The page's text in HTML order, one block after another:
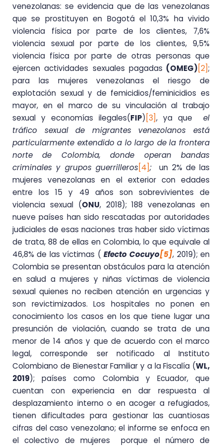
venezolanas: se evidencia que de las venezolanas
que se prostituyen en Bogotá el 10,3% ha vivido
violencia física por parte de los clientes, 7,6%
violencia sexual por parte de los clientes, 9,5%
violencia física por parte de otras personas que
ejercen actividades sexuales pagadas (OMEG) [2] ;
para las mujeres venezolanas el riesgo de
explotación sexual y de femicidios/feminicidios es
mayor, en el marco de su vinculación al trabajo
sexual y economías ilegales(FIP) [3] , ya que el
tráfico sexual de migrantes venezolanos está
particularmente extendido a lo largo de la frontera
norte de Colombia, donde operan bandas
criminales y grupos guerrilleros[4] ;
un 2% de las
mujeres venezolanas en el exterior con edades
entre los 15 y 49 años son sobrevivientes de
violencia sexual (ONU, 2018); 188 venezolanas en
nueve países han sido rescatadas por autoridades
judiciales de esas naciones tras haber sido víctimas
de trata, 88 de ellas en Colombia, lo que equivale al
46,8% de las víctimas ( Efecto Cocuyo[5], 2019); en
Colombia se presentan obstáculos para la atención
en salud a mujeres y niñas víctimas de violencia
sexual quienes no reciben atención en urgencias y
son revictimizados. Los hospitales no ponen en
conocimiento los casos en los que tiene lugar una
presunción de violación, cuando se trata de una
menor de 14 años y que de acuerdo con el marco
legal, corresponde ser notificado al Instituto
Colombiano de Bienestar Familiar y a la Fiscalía (WL,
2019); países como Colombia y Ecuador, que
cuentan con experiencia en dar respuesta al
desplazamiento interno o en acoger a refugiados,
tienen dificultades para gestionar las cuantiosas
cifras del caso venezolano; el informe se enfoca en
el colectivo de mujeres porque el número de